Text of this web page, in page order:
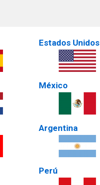
Estados Unidos
México
Argentina
Perú